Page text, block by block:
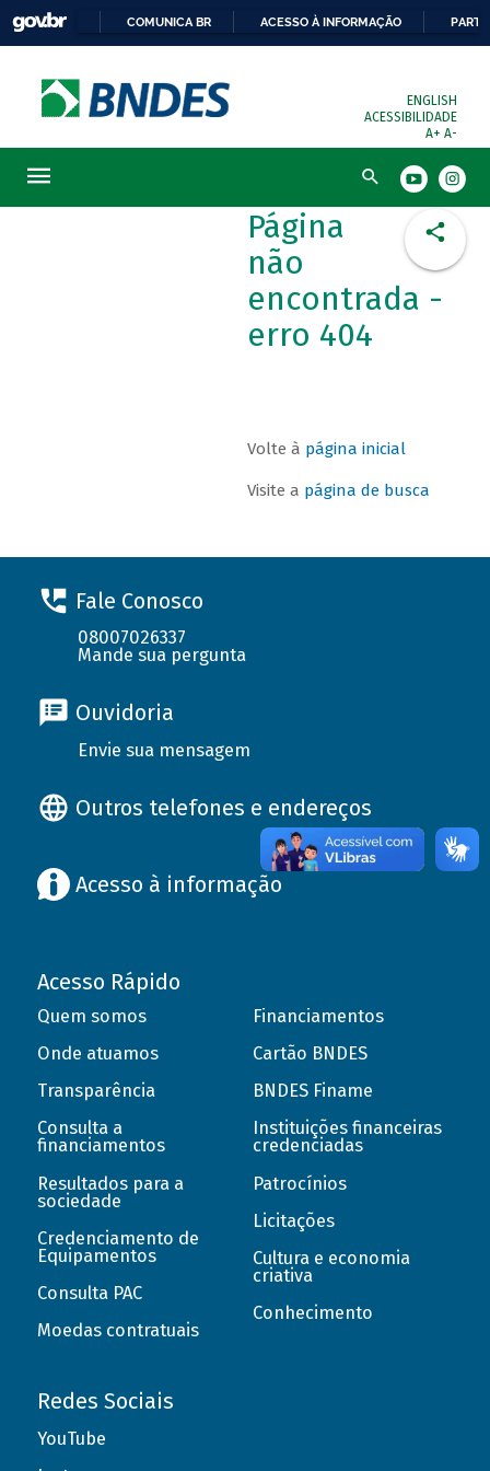
COMUNICA BR ACESSO À INFORMAÇÃO
ENGLISH
ACESSIBILIDADE
A+ A-
Busca
Página
não
encontrada -
erro 404
Volte à página inicial
Visite a página de busca
Fale Conosco
08007026337
Mande sua pergunta
Ouvidoria
Envie sua mensagem
Outros telefones e endereços
Acesso à informação
Acesso Rápido
Quem somos
Onde atuamos
Transparência
Consulta a
financiamentos
Resultados para a
sociedade
Credenciamento de
Equipamentos
Consulta PAC
Moedas contratuais
Financiamentos
Cartão BNDES
BNDES Finame
Instituições financeiras
credenciadas
Patrocínios
Licitações
Cultura e economia
criativa
Conhecimento
Redes Sociais
YouTube